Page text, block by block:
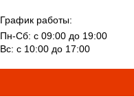
График работы:
Пн-Сб: с 09:00 до 19:00
Вс: с 10:00 до 17:00